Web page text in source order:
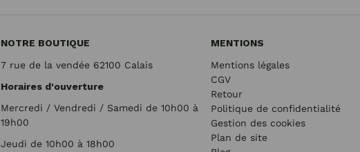
NOTRE BOUTIQUE
7 rue de la vendée 62100 Calais
Horaires d'ouverture
Mercredi / Vendredi / Samedi de 10h00 à
19h00
Jeudi de 10h00 à 18h00
MENTIONS
Mentions légales
CGV
Retour
Politique de confidentialité
Gestion des cookies
Plan de site